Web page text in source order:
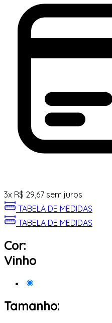
3x R$ 29,67 sem juros
TABELA DE MEDIDAS
TABELA DE MEDIDAS
Cor:
Vinho
Tamanho: